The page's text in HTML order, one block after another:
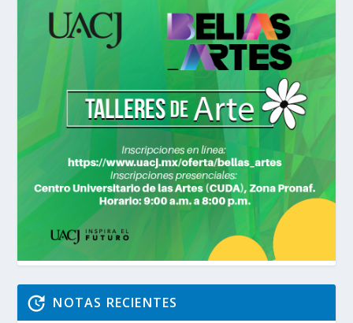
NOTAS RECIENTES